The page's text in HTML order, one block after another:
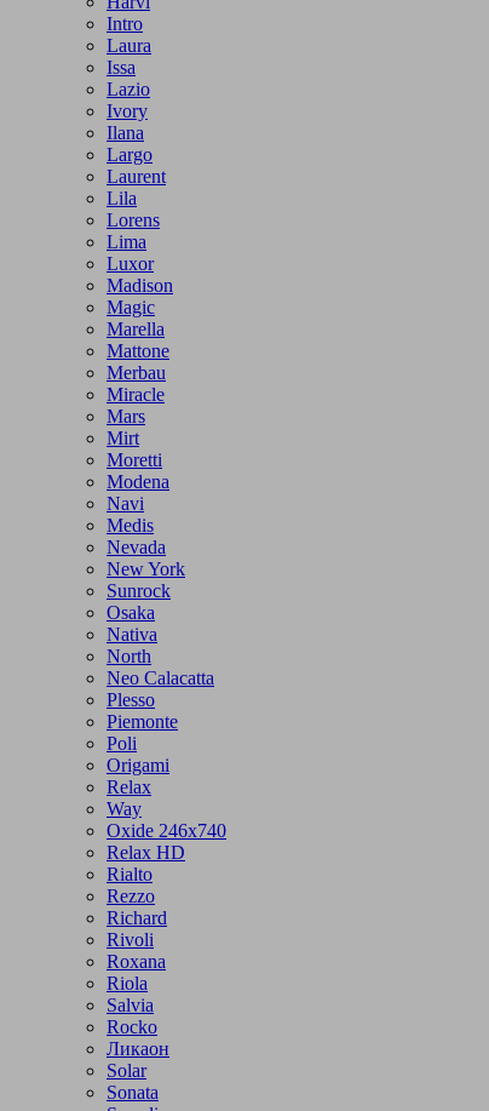
Intro
Laura
Issa
Lazio
Ivory
Ilana
Largo
Laurent
Lila
Lorens
Lima
Luxor
Madison
Magic
Marella
Mattone
Merbau
Miracle
Mars
Mirt
Moretti
Modena
Navi
Medis
Nevada
New York
Sunrock
Osaka
Nativa
North
Neo Calacatta
Plesso
Piemonte
Poli
Origami
Relax
Way
Oxide 246x740
Relax HD
Rialto
Rezzo
Richard
Rivoli
Roxana
Riola
Salvia
Rocko
Ликаон
Solar
Sonata